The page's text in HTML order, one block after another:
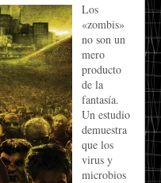
Los
«zombis»
no son un
mero
producto
de la
fantasía.
Un estudio
demuestra
que los
virus y
microbios